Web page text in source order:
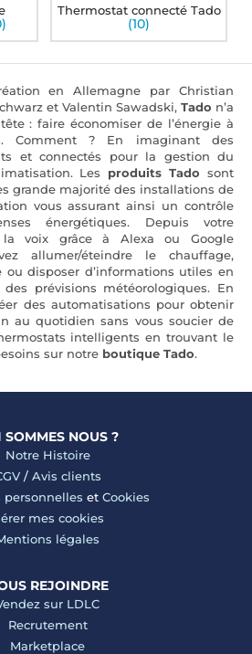
en Allemagne par Christian
et Valentin Sawadski, Tado n’a
: faire économiser de l’énergie à
Comment ? En imaginant des
et connectés pour la gestion du
Les produits Tado sont
grande majorité des installations de
vous assurant ainsi un contrôle
énergétiques. Depuis votre
voix grâce à Alexa ou Google
allumer/éteindre le chauffage,
ou disposer d’informations utiles en
prévisions météorologiques. En
des automatisations pour obtenir
au quotidien sans vous soucier de
intelligents en trouvant le
sur notre boutique Tado.
Thermostat connecté Tado
(10)
SOMMES NOUS ?
Notre Histoire
/ Avis clients
personnelles et Cookies
mes cookies
légales
REJOINDRE
sur LDLC
Recrutement
Marketplace